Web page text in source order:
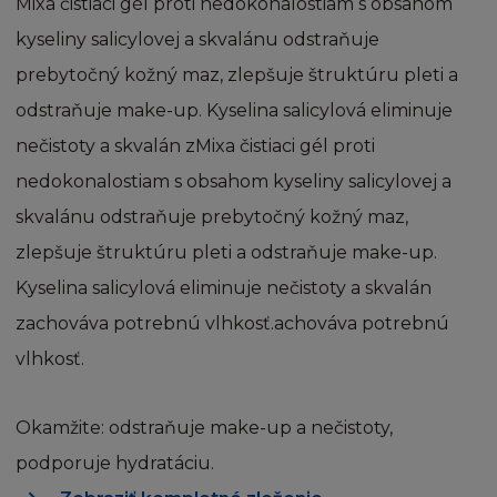
Tehotenstvo a dieťa
kyseliny salicylovej a skvalánu odstraňuje
prebytočný kožný maz, zlepšuje štruktúru pleti a
odstraňuje make-up. Kyselina salicylová eliminuje
nečistoty a skvalán zMixa čistiaci gél proti
nedokonalostiam s obsahom kyseliny salicylovej a
skvalánu odstraňuje prebytočný kožný maz,
zlepšuje štruktúru pleti a odstraňuje make-up.
Kyselina salicylová eliminuje nečistoty a skvalán
zachováva potrebnú vlhkosť.achováva potrebnú
vlhkosť.
Okamžite: odstraňuje make-up a nečistoty,
podporuje hydratáciu.
a pod správou firmy L´Oréal tak zároveň
obsah ve vlastnictví a pod správou třetích
osob s oprávněním od firmy L´Oréal.
Jednotlivé články, zprávy a další části, které
vytvářejí stránku, mohou být chráněny
autorskými právy. Souhlasíte s dodržováním
všech příslušných autorských práv a všech
souvisejících právních předpisů o autorských
právech nebo s omezeními obsaženými na
této Stránce.
Žádná obchodní značka ani obchodní název
firmy L´Oréal nesmí být použity bez
předchozího písemného souhlasu firmy L
nemáte žádná vlastnická práva k těmto
značkám a obchodním názvům.